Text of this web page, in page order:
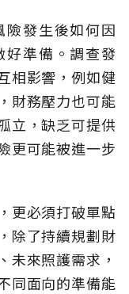
險發生後如何因
好準備。調查發
相影響，例如健
財務壓力也可能
立，缺乏可提供
更可能被進一步
更必須打破單點
除了持續規劃財
未來照護需求，
同面向的準備能